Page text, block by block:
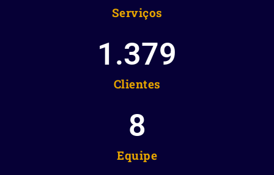
Serviços
Clientes
1.379
Equipe
8